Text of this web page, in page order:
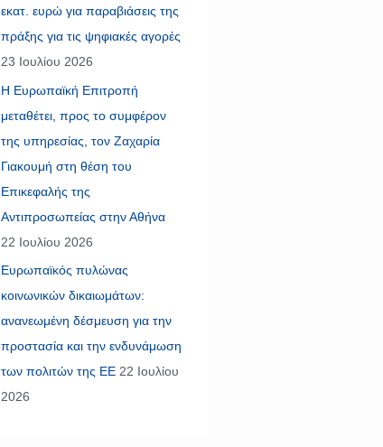
εκατ. ευρώ για παραβιάσεις της
πράξης για τις ψηφιακές αγορές
23 Ιουλίου 2026
Η Ευρωπαϊκή Επιτροπή
μεταθέτει, προς το συμφέρον
της υπηρεσίας, τον Ζαχαρία
Γιακουμή στη θέση του
Επικεφαλής της
Αντιπροσωπείας στην Αθήνα
22 Ιουλίου 2026
Ευρωπαϊκός πυλώνας
κοινωνικών δικαιωμάτων:
ανανεωμένη δέσμευση για την
προστασία και την ενδυνάμωση
των πολιτών της ΕΕ 22 Ιουλίου
2026